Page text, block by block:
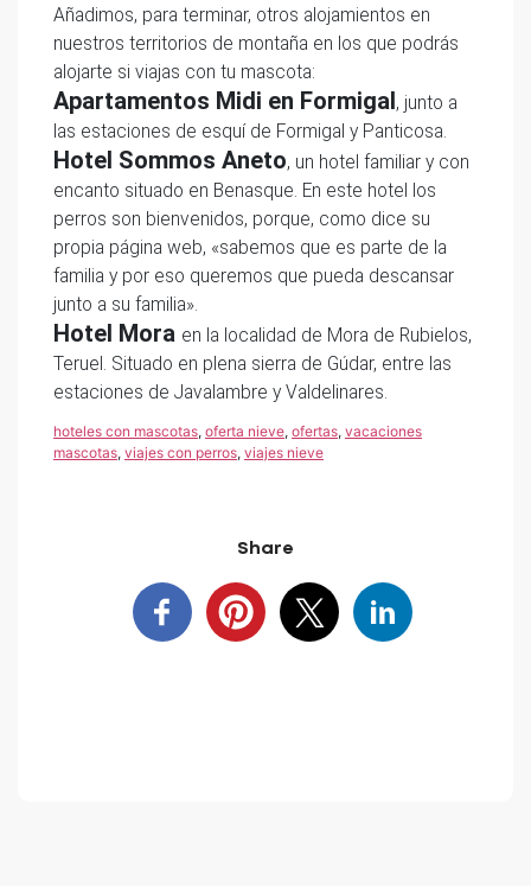
Añadimos, para terminar, otros alojamientos en
nuestros territorios de montaña en los que podrás
alojarte si viajas con tu mascota:
Apartamentos Midi en Formigal, junto a
las estaciones de esquí de Formigal y Panticosa.
Hotel Sommos Aneto, un hotel familiar y con
encanto situado en Benasque. En este hotel los
perros son bienvenidos, porque, como dice su
propia página web, «sabemos que es parte de la
familia y por eso queremos que pueda descansar
junto a su familia».
Hotel Mora en la localidad de Mora de Rubielos,
Teruel. Situado en plena sierra de Gúdar, entre las
estaciones de Javalambre y Valdelinares.
hoteles con mascotas, oferta nieve, ofertas, vacaciones
mascotas, viajes con perros, viajes nieve
Share